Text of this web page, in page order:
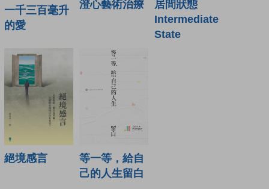
一千三百毫升
的愛
澄心藝術治療
居間狀態
Intermediate
State
絕境感言
等一等，給自
己的人生留白